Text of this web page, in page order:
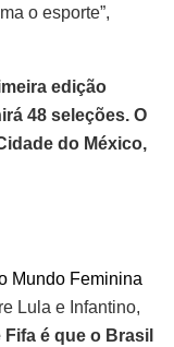
o esporte”,
edição
48 seleções. O
do México,
Mundo Feminina
Lula e Infantino,
é que o Brasil